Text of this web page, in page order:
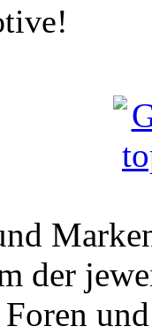
der